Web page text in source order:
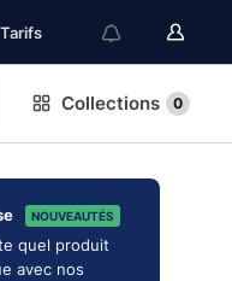
Tarifs
Collections 0
NOUVEAUTÉS
quel produit
avec nos